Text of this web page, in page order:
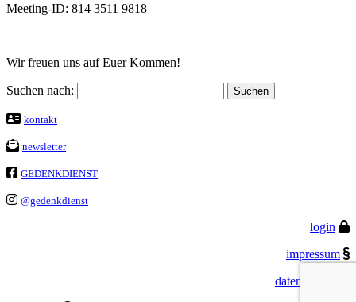
Meeting-ID: 814 3511 9818
Wir freuen uns auf Euer Kommen!
Suchen nach:
kontakt
newsletter
GEDENKDIENST
@gedenkdienst
login
impressum
datenschutz